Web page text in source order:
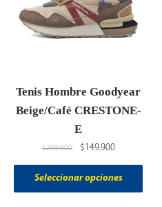
Tenis Hombre Goodyear
Beige/Café CRESTONE-
E
$299.900 $149.900
Seleccionar opciones